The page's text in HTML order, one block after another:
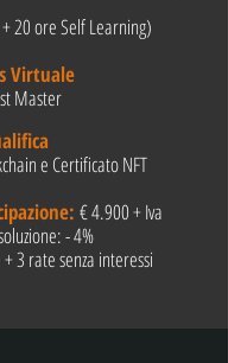
+ 20 ore Self Learning)
Virtuale
Master
e Certificato NFT
€ 4.900 + Iva
- 4%
3 rate senza interessi